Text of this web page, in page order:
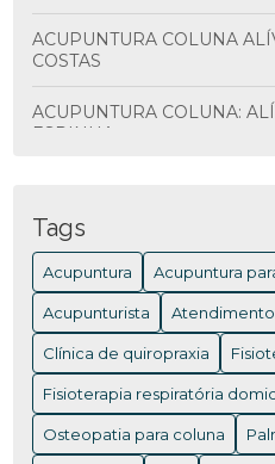
ACUPUNTURA COLUNA ALÍVIO E SAÚDE PARA SUAS
COSTAS
ACUPUNTURA COLUNA: ALÍVIO E SAÚDE PARA SUA
ESPINHA
ACUPUNTURA COLUNA: BENEFÍCIOS E COMO
FUNCIONA PARA ALIVIAR
ACUPUNTURA EM NITERÓI: BENEFÍCIOS E ONDE
ENCONTRAR OS
ACUPUNTURA EM NITERÓI: BENEFÍCIOS QUE VOCÊ
PRECISA CONHECER
Tags
Acupuntura Acupuntura
Acupunturista Atendimento
Clínica de quiropraxia
Fisioterapia respiratória
Osteopatia para coluna